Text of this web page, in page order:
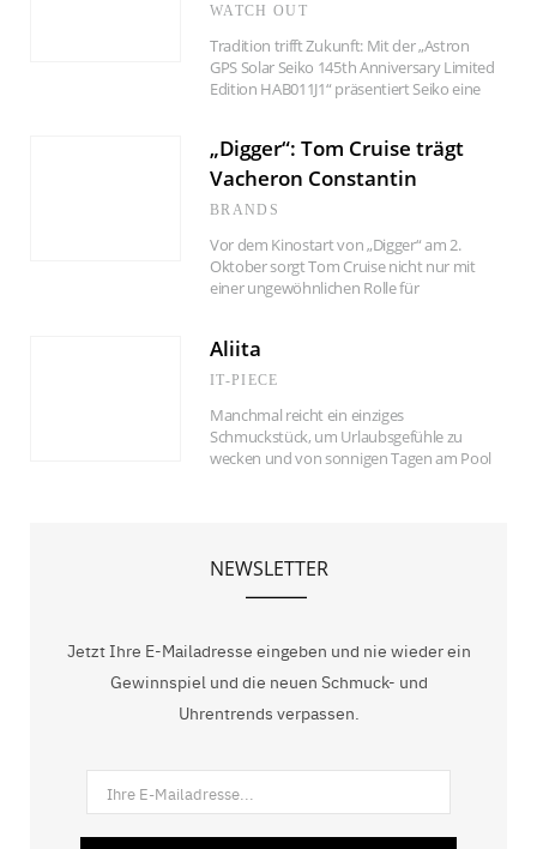
WATCH OUT
Tradition trifft Zukunft: Mit der „Astron
GPS Solar Seiko 145th Anniversary Limited
Edition HAB011J1“ präsentiert Seiko eine
verbindet. Das Jubiläumsmodell mit
violettfarbenem Zifferblatt ist ab Oktober
„Digger“: Tom Cruise trägt
Vacheron Constantin
BRANDS
Vor dem Kinostart von „Digger“ am 2.
Oktober sorgt Tom Cruise nicht nur mit
einer ungewöhnlichen Rolle für
Film von Oscar-Regisseur Alejandro G.
Iñárritu trägt der Hollywoodstar eine edle
Aliita
IT-PIECE
Manchmal reicht ein einziges
Schmuckstück, um Urlaubsgefühle zu
wecken und von sonnigen Tagen am Pool
NEWSLETTER
Jetzt Ihre E-Mailadresse eingeben und nie wieder ein
Gewinnspiel und die neuen Schmuck- und
Uhrentrends verpassen.